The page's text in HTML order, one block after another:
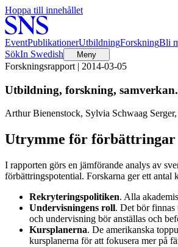
Hoppa till innehållet
EventPublikationerUtbildningForskningBli
SökIn Swedish Meny
Forskningsrapport | 2014-03-05
Utbildning, forskning,
Arthur Bienenstock, Sylvia Schwaag
Utrymme för förbättringar
I rapporten görs en jämförande analys av
förbättringspotential. Forskarna ger ett antal
Rekryteringspolitiken. Alla
Undervisningens roll. Det bör finnas
och undervisning bör anställas och
Kursplanerna. De amerikanska
kursplanerna för att fokusera mer på